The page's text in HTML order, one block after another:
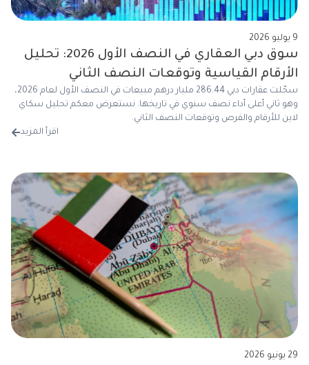
9 يوليو 2026
سوق دبي العقاري في النصف الأول 2026: تحليل
الأرقام القياسية وتوقعات النصف الثاني
سجّلت عقارات دبي 286.44 مليار درهم مبيعات في النصف الأول لعام 2026،
وهو ثاني أعلى أداء نصف سنوي في تاريخها. نستعرض معكم تحليل سكاي
لاين للأرقام والفرص وتوقعات النصف الثاني.
اقرأ المزيد
29 يونيو 2026